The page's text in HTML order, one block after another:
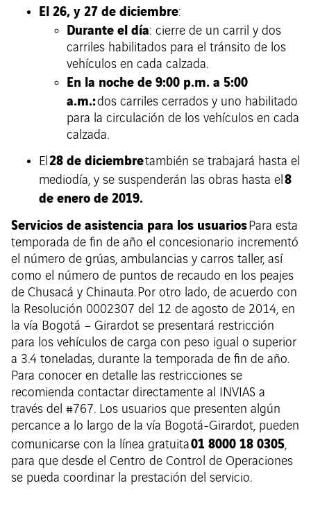
El 26, y 27 de diciembre:
Durante el día: cierre de un carril y dos
carriles habilitados para el tránsito de los
vehículos en cada calzada.
En la noche de 9:00 p.m. a 5:00
a.m.:dos carriles cerrados y uno habilitado
para la circulación de los vehículos en cada
calzada.
El28 de diciembretambién se trabajará hasta el
mediodía, y se suspenderán las obras hasta el8
de enero de 2019.
Servicios de asistencia para los usuarios Para esta
temporada de fin de año el concesionario incrementó
el número de grúas, ambulancias y carros taller, así
como el número de puntos de recaudo en los peajes
de Chusacá y Chinauta. Por otro lado, de acuerdo con
la Resolución 0002307 del 12 de agosto de 2014, en
la vía Bogotá – Girardot se presentará restricción
para los vehículos de carga con peso igual o superior
a 3.4 toneladas, durante la temporada de fin de año.
Para conocer en detalle las restricciones se
recomienda contactar directamente al INVIAS a
través del #767. Los usuarios que presenten algún
percance a lo largo de la vía Bogotá-Girardot, pueden
comunicarse con la línea gratuita01 8000 18 0305,
para que desde el Centro de Control de Operaciones
se pueda coordinar la prestación del servicio.